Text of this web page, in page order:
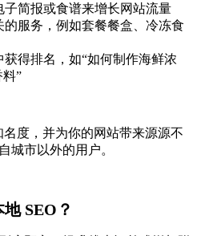
简报或食谱来增长网站流量
服务，例如套餐餐盒、冷冻食
得排名，如“如何制作海鲜浓
”
名度，并为你的网站带来源源不
市以外的用户。
SEO？